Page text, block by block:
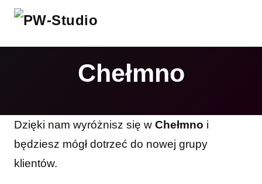
Chełmno
Dzięki nam wyróżnisz się w Chełmno i
będziesz mógł dotrzeć do nowej grupy
klientów.